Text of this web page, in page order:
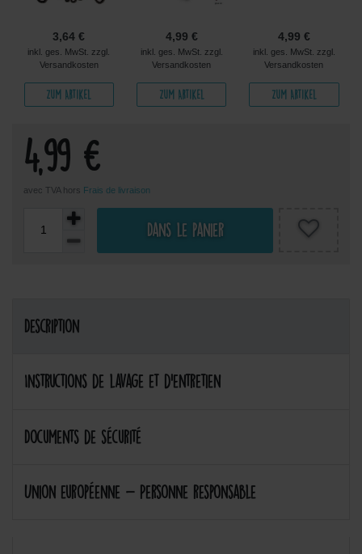
3,64 €
inkl. ges. MwSt. zzgl.
Versandkosten
Zum Artikel
4,99 €
inkl. ges. MwSt. zzgl.
Versandkosten
Zum Artikel
4,99 €
inkl. ges. MwSt. zzgl.
Versandkosten
Zum Artikel
4,99 €
avec TVA hors Frais de livraison
Dans le panier
Description
Instructions de lavage et d'entretien
Documents de sécurité
Union européenne - Personne responsable